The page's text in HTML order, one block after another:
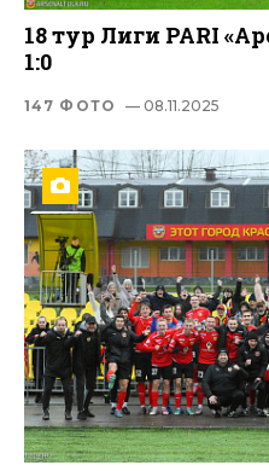
18 тур Лиги PARI
1:0
147 ФОТО — 08.11.2025